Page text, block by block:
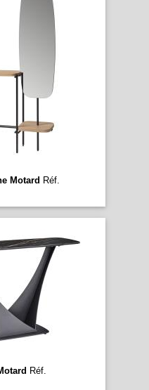
Motard Réf.
Réf.